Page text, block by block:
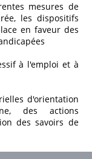
mesures de
les dispositifs
en faveur des
à l'emploi et à
d'orientation
des actions
des savoirs de